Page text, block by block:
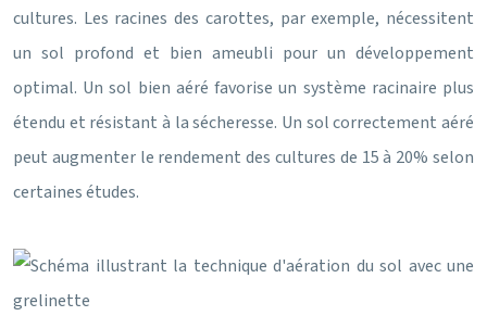
cultures. Les racines des carottes, par exemple, nécessitent
un sol profond et bien ameubli pour un développement
optimal. Un sol bien aéré favorise un système racinaire plus
étendu et résistant à la sécheresse. Un sol correctement aéré
peut augmenter le rendement des cultures de 15 à 20% selon
certaines études.